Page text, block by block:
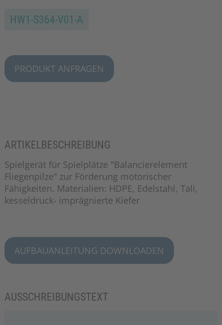
HW1-S364-V01-A
PRODUKT ANFRAGEN
ARTIKELBESCHREIBUNG
Spielgerät für Spielplätze "Balancierelement
Fliegenpilze" zur Förderung motorischer
Fähigkeiten. Materialien: HDPE, Edelstahl, Tali,
kesseldruck- imprägnierte Kiefer
AUFBAUANLEITUNG DOWNLOADEN
AUSSCHREIBUNGSTEXT